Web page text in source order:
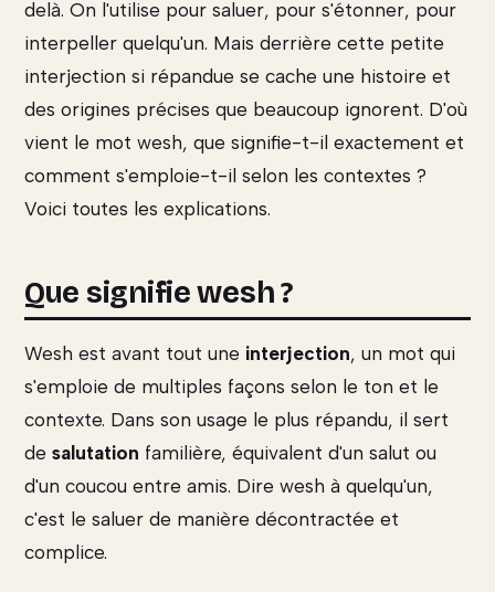
delà. On l'utilise pour saluer, pour s'étonner, pour
interpeller quelqu'un. Mais derrière cette petite
interjection si répandue se cache une histoire et
des origines précises que beaucoup ignorent. D'où
vient le mot wesh, que signifie-t-il exactement et
comment s'emploie-t-il selon les contextes ?
Voici toutes les explications.
Que signifie wesh ?
Wesh est avant tout une interjection, un mot qui
s'emploie de multiples façons selon le ton et le
contexte. Dans son usage le plus répandu, il sert
de salutation familière, équivalent d'un salut ou
d'un coucou entre amis. Dire wesh à quelqu'un,
c'est le saluer de manière décontractée et
complice.